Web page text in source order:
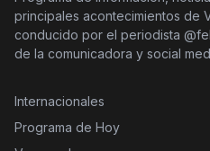
principales acontecimientos de
conducido por el periodista
de la comunicadora y social
Internacionales
Programa de Hoy